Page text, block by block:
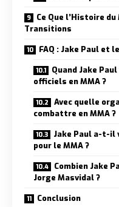
Ce Que l’Histoire
Transitions
FAQ : Jake Paul et
Quand Jake
officiels en MMA ?
Avec quelle
combattre en MMA ?
Jake Paul a-t-il
pour le MMA ?
Combien Jake
Jorge Masvidal ?
Conclusion